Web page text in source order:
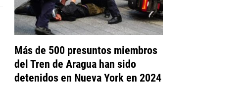
Más de 500 presuntos miembros
del Tren de Aragua han sido
detenidos en Nueva York en 2024